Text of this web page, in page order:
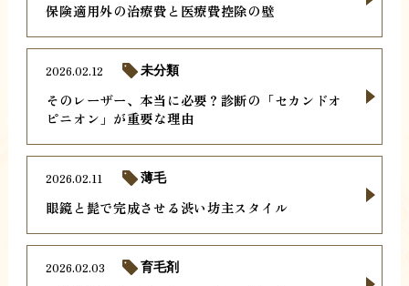
保険適用外の治療費と医療費控除の壁
そのレーザー、本当に必要？診断の「セカンドオ
ピニオン」が重要な理由
2026.02.12 未分類
眼鏡と髭で完成させる渋い坊主スタイル
2026.02.11 薄毛
2026.02.03 育毛剤